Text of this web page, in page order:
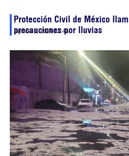
Protección Civil de México
precauciones por lluvias
agosto 2, 202612:44